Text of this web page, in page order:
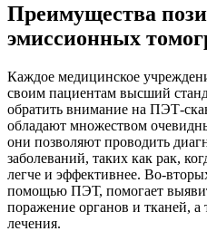
Преимущества
эмиссионных
Каждое медицинское
своим пациентам высший
обратить внимание на ПЭТ-
обладают множеством
они позволяют проводить
заболеваний, таких как рак,
легче и эффективнее. Во-
помощью ПЭТ, помогает
поражение органов и тканей, а
лечения.